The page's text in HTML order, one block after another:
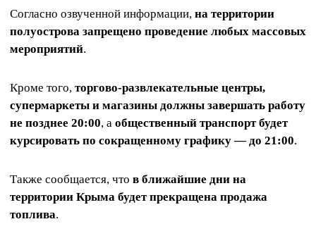
Согласно озвученной информации, на территории
полуострова запрещено проведение любых массовых
мероприятий.
Кроме того, торгово-развлекательные центры,
супермаркеты и магазины должны завершать работу
не позднее 20:00, а общественный транспорт будет
курсировать по сокращенному графику — до 21:00.
Также сообщается, что в ближайшие дни на
территории Крыма будет прекращена продажа
топлива.